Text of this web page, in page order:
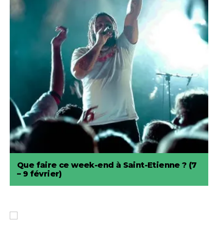
Que faire ce week-end à Saint-Etienne ? (7
– 9 février)